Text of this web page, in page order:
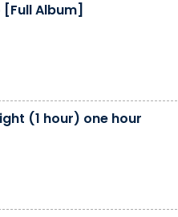
[Full Album]
(1 hour) one hour